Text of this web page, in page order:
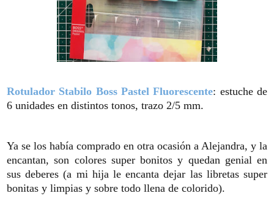
Rotulador Stabilo Boss Pastel Fluorescente: estuche de
6 unidades en distintos tonos, trazo 2/5 mm.
Ya se los había comprado en otra ocasión a Alejandra, y la
encantan, son colores super bonitos y quedan genial en
sus deberes (a mi hija le encanta dejar las libretas super
bonitas y limpias y sobre todo llena de colorido).